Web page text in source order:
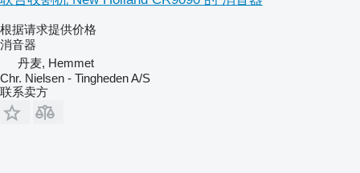
根据请求提供价格
消音器
丹麦, Hemmet
Chr. Nielsen - Tingheden A/S
联系卖方